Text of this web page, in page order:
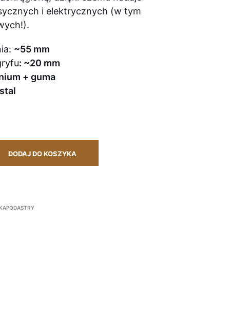
i elektrycznych (w tym
~55 mm
: ~20 mm
+ guma
DODAJ DO KOSZYKA